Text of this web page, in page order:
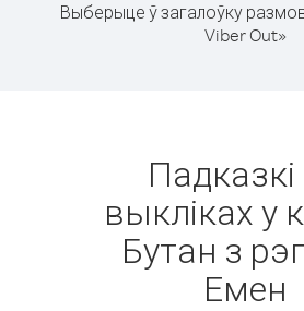
Выберыце ў загалоўку
Viber Out»
выкліках у
Бутан з
Емен